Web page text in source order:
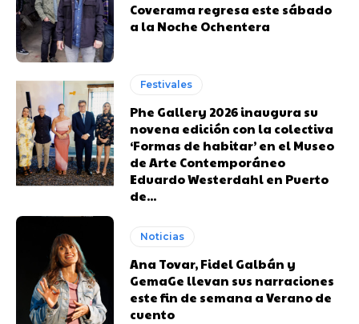
Coverama regresa este sábado
a la Noche Ochentera
Festivales
Phe Gallery 2026 inaugura su
novena edición con la colectiva
‘Formas de habitar’ en el Museo
de Arte Contemporáneo
Eduardo Westerdahl en Puerto
de...
Noticias
Ana Tovar, Fidel Galbán y
GemaGe llevan sus narraciones
este fin de semana a Verano de
cuento